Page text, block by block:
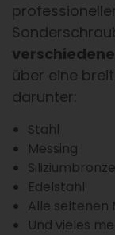
über eine
darunter:
Stahl
Messing
Siliziumbronze
Edelstahl
Alle seltenen
Und vieles